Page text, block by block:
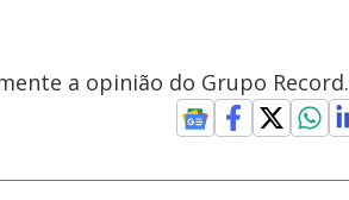
a opinião do Grupo Record.